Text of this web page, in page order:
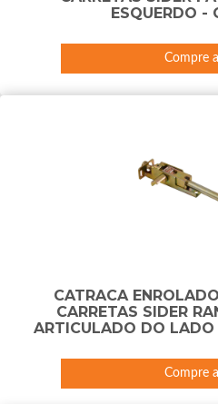
ESQUERDO -
Compre
CATRACA
CARRETAS SIDER
ARTICULADO DO
Compre